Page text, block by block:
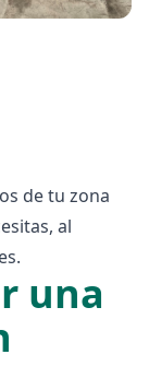
de tu zona
al
una